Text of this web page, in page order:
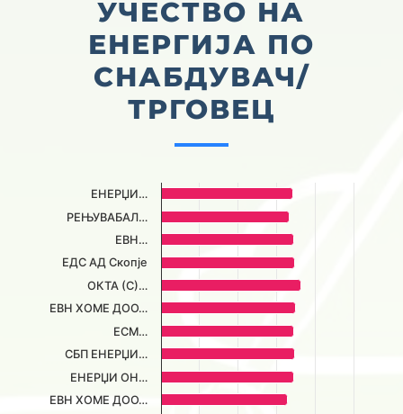
УЧЕСТВО НА
ЕНЕРГИЈА ПО
СНАБДУВАЧ/
ТРГОВЕЦ
Bar chart with 19 bars.
The chart has 1 X axis displaying categories.
The chart has 1 Y axis displaying ПРОЦЕНТУАЛНО УЧЕСТВО.
ЕНЕРЏИ…
РЕЊУВАБАЛ…
ЕВН…
ЕДС АД Скопје
ОКТА (С)…
ЕВН ХОМЕ ДОО…
ЕСМ…
СБП ЕНЕРЏИ…
ЕНЕРЏИ ОН…
ЕВН ХОМЕ ДОО…